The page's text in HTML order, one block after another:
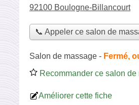
92100 Boulogne-Billancourt
📞 Appeler ce salon de
Salon de massage - Fermé,
Recommander ce salon de
Améliorer cette fiche